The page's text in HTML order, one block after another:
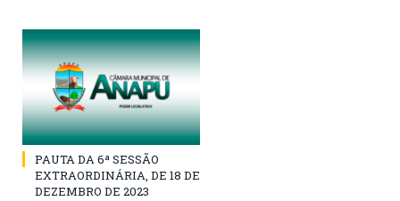
PAUTA DA 6ª SESSÃO
EXTRAORDINÁRIA, DE 18 DE
DEZEMBRO DE 2023